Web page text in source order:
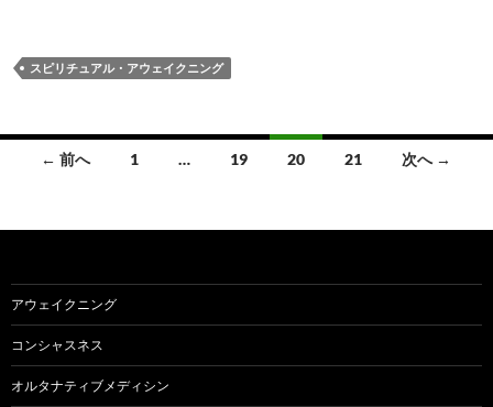
スピリチュアル・アウェイクニング
ナ
ゲ
ー
シ
← 前へ 1 … 19 20 21 次へ →
アウェイクニング
コンシャスネス
オルタナティブメディシン